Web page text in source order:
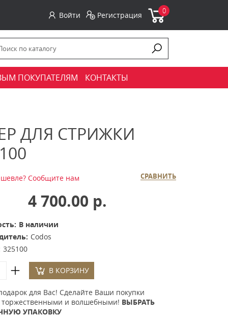
Войти Регистрация 0
ПОКУПАТЕЛЯМ КОНТАКТЫ
ДЛЯ СТРИЖКИ
СРАВНИТЬ
Сообщите нам
4 700.00 р.
В наличии
Codos
325100
В КОРЗИНУ
для Вас! Сделайте Ваши покупки
торжественными и волшебными! ВЫБРАТЬ
УПАКОВКУ